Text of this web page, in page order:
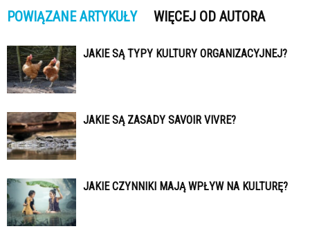
POWIĄZANE ARTYKUŁY WIĘCEJ OD AUTORA
JAKIE SĄ TYPY KULTURY ORGANIZACYJNEJ?
JAKIE SĄ ZASADY SAVOIR VIVRE?
JAKIE CZYNNIKI MAJĄ WPŁYW NA KULTURĘ?